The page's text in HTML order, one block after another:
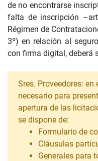
de no encontrarse
falta de inscripción
Régimen de
3º) en relación al
con firma digital, deberá
Sres. Proveedores:
necesario para
apertura de las
se dispone de:
Formulario de
Cláusulas
Generales para